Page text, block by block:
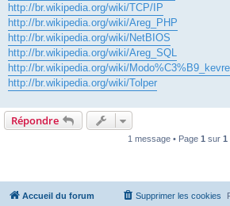
http://br.wikipedia.org/wiki/TCP/IP
http://br.wikipedia.org/wiki/Areg_PHP
http://br.wikipedia.org/wiki/NetBIOS
http://br.wikipedia.org/wiki/Areg_SQL
http://br.wikipedia.org/wiki/
http://br.wikipedia.org/wiki/Tolper
Répondre
1 message • Page 1 sur 1
Accueil du forum Supprimer les cookies